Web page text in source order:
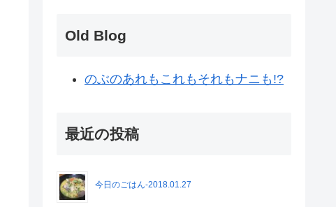
Old Blog
のぶのあれもこれもそれもナニも!?
最近の投稿
今日のごはん-2018.01.27